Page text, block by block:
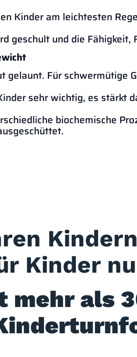
Kinder am leichtesten
geschult und die Fähigkeit,
Für schwermütige
sehr wichtig, es stärkt
biochemische
Kinder
als